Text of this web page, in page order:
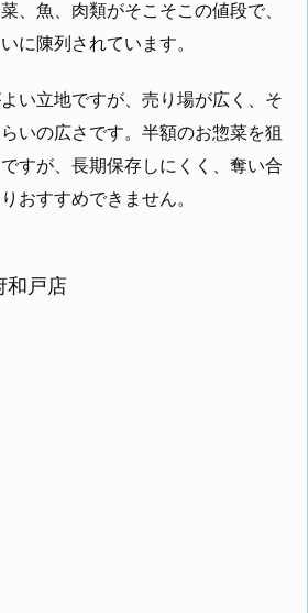
、魚、肉類がそこそこの値段で、
に陳列されています。
い立地ですが、売り場が広く、そ
いの広さです。半額のお惣菜を狙
すが、長期保存しにくく、奪い合
おすすめできません。
和戸店